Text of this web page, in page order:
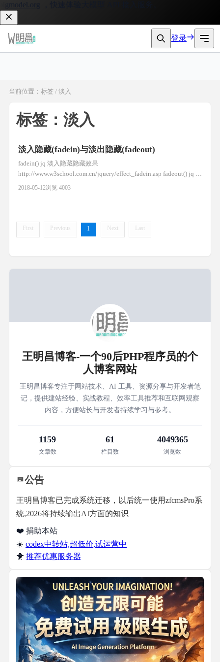
，快速体验大模型 API 接入服务。
登录
当前位置：标签 / 淡入
标签：淡入
淡入隐藏(fadein)与淡出隐藏(fadeout)
fadein() jq 淡入隐藏隐藏效果
http://www.w3school.com.cn/jquery/effect_fadein.asp fadeout() jq 淡
出隐藏隐藏效果
2018-05-12浏览 4003
First Previous 1 Next Last
王明昌博客-一个90后PHP程序员的个
人博客网站
王明昌博客专注于网站技术、AI 工具、资源分享与开发者笔
记，提供建站经验、实战教程、效率工具推荐和互联网观察
内容，方便站长与开发者持续学习与参考。
1159
文章数
61
栏目数
4049365
浏览数
公告
王明昌博客已完成系统迁移，以后统一使用zfcmsPro系
统,2026将持续输出AI方面的知识
❤️ 捐助本站
☀️ codex中转站,超低价,试运营中
🐥 推荐优惠服务器